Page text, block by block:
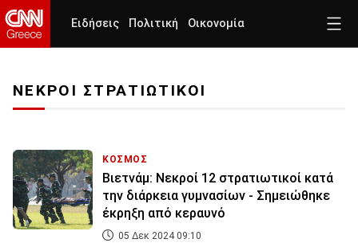
Ειδήσεις Πολιτική Οικονομία
ΝΕΚΡΟΙ ΣΤΡΑΤΙΩΤΙΚΟΙ
ΚΟΣΜΟΣ
Βιετνάμ: Νεκροί 12 στρατιωτικοί κατά
την διάρκεια γυμνασίων - Σημειώθηκε
έκρηξη από κεραυνό
05 Δεκ 2024 09:10